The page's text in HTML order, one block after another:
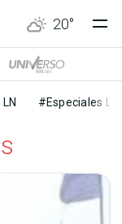
20°
#Especiales LN